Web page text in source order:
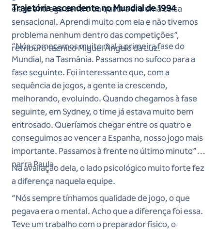
ela, a entrega dentro da quadra era uma coisa
sensacional. Aprendi muito com ela e não tivemos
problema nenhum dentro das competições”,
retribui o técnico Miguel Ângelo da Luz.
Trajetória ascendente no Mundial de 1994
“Nós começamos muito mal a primeira fase do
Mundial, na Tasmânia. Passamos no sufoco para a
fase seguinte. Foi interessante que, com a
sequência de jogos, a gente ia crescendo,
melhorando, evoluindo. Quando chegamos à fase
seguinte, em Sydney, o time já estava muito bem
entrosado. Queríamos chegar entre os quatro e
conseguimos ao vencer a Espanha, nosso jogo mais
importante. Passamos à frente no último minuto”,
narra Paula.
Na avaliação dela, o lado psicológico muito forte fez
a diferença naquela equipe.
“Nós sempre tínhamos qualidade de jogo, o que
pegava era o mental. Acho que a diferença foi essa.
Teve um trabalho com o preparador físico, o